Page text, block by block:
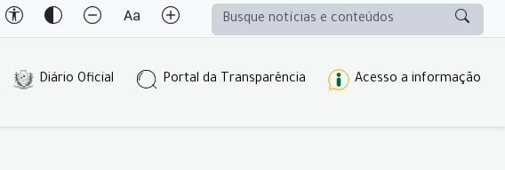
Diário Oficial Portal da Transparência Acesso a informação